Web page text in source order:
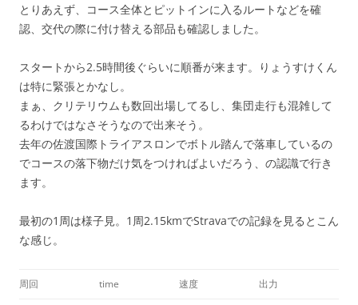
とりあえず、コース全体とピットインに入るルートなどを確
認、交代の際に付け替える部品も確認しました。
スタートから2.5時間後ぐらいに順番が来ます。りょうすけくん
は特に緊張とかなし。
まぁ、クリテリウムも数回出場してるし、集団走行も混雑して
るわけではなさそうなので出来そう。
去年の佐渡国際トライアスロンでボトル踏んで落車しているの
でコースの落下物だけ気をつければよいだろう、の認識で行き
ます。
最初の1周は様子見。1周2.15kmでStravaでの記録を見るとこん
な感じ。
周回 time 速度 出力